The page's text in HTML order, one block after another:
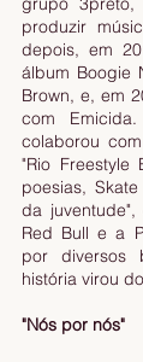
produzir
depois, em
álbum Boogie
Brown, e, em
com
colaborou
"Rio Freestyle
poesias,
da
Red Bull e a
por diversos
história virou
"Nós por nós"